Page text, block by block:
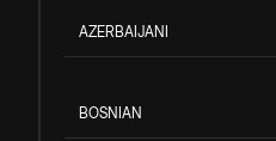
AZERBAIJANI
BOSNIAN